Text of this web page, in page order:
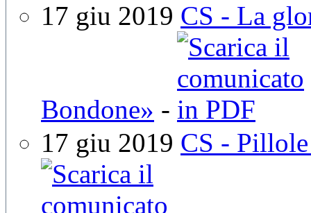
17 giu 2019 CS - La
Bondone» -
17 giu 2019 CS -